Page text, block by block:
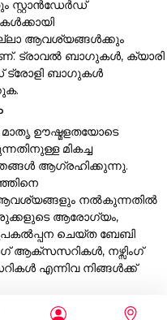
സ്റ്റാൻഡേർഡ്
ആവശ്യങ്ങൾക്കും
ട്രാവൽ ബാഗുകൾ, ക്യാരി
ട്രോളി ബാഗുകൾ
ഊഷ്മളതയോടെ
മികച്ച
ആഗ്രഹിക്കുന്നു.
ആവശ്യങ്ങളും നൽകുന്നതിൽ
ആരോഗ്യം,
ചെയ്ത ബേബി
ആക്സസറികൾ, നഴ്സിംഗ്
എന്നിവ നിങ്ങൾക്ക്